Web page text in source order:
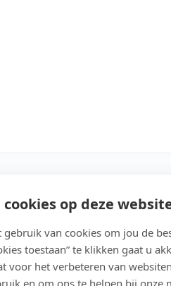
cookies op deze
gebruik van cookies om jou de
toestaan” te klikken gaat u
voor het verbeteren van
en om ons te helpen bij onze
cursussen op het gebied